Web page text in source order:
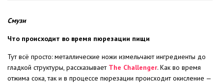
Смузи
Что происходит во время пюрезации пищи
Тут всё просто: металлические ножи измельчают ингредиенты до
гладкой структуры, рассказывает The Challenger. Как во время
отжима сока, так и в процессе пюрезации происходит окисление —